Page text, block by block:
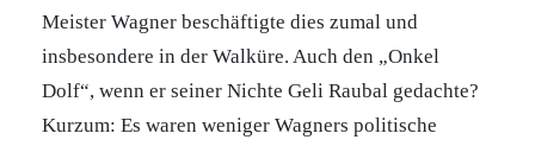
Meister Wagner beschäftigte dies zumal und
insbesondere in der Walküre. Auch den „Onkel
Dolf“, wenn er seiner Nichte Geli Raubal gedachte?
Kurzum: Es waren weniger Wagners politische